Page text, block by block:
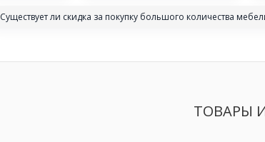
Существует ли скидка за покупку большого количества
ТОВАРЫ